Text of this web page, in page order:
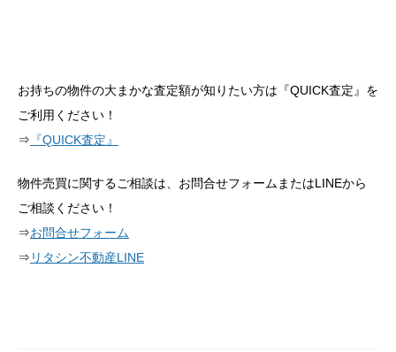
お持ちの物件の大まかな査定額が知りたい方は『QUICK査定』を
ご利用ください！
⇒ 『QUICK査定』
物件売買に関するご相談は、お問合せフォームまたはLINEから
ご相談ください！
⇒お問合せフォーム
⇒ リタシン不動産LINE